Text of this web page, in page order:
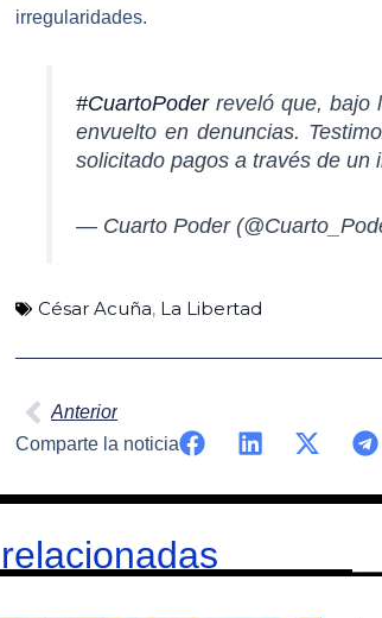
irregularidades.
#CuartoPoderreveló que, bajo
envuelto en denuncias.
solicitado pagos a través de
— Cuarto Poder
César Acuña, La Libertad
Anterior
Comparte la noticia
relacionadas